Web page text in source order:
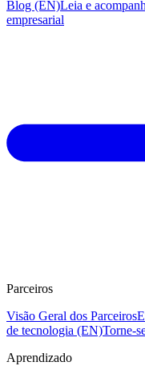
Blog (EN)Leia e
empresarial
Parceiros
Visão Geral dos Parceiros
de tecnologia (EN)Torne-
Aprendizado